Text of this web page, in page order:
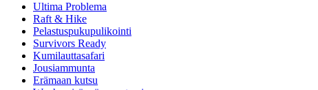
Ultima Problema
Raft & Hike
Pelastuspukupulikointi
Survivors Ready
Kumilauttasafari
Jousiammunta
Erämaan kutsu